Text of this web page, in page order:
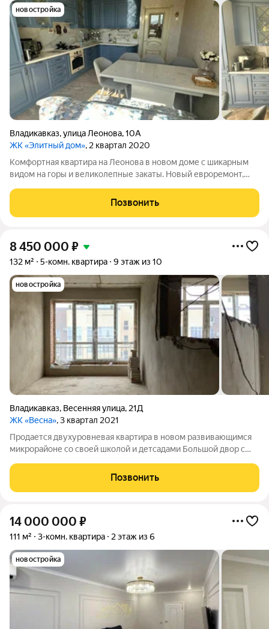
новостройка
Владикавказ,улица Леонова,10А
ЖК «Элитный дом», 2 квартал 2020
Комфортная квартира на Леонова в новом доме с шикарным
видом на горы и великолепные закаты. Новый евроремонт,
Позвонить
8 450 000 ₽
132 м² 5-комн. квартира 9 этаж из 10
новостройка
Владикавказ, Весенняя улица, 21Д
ЖК «Весна», 3 квартал 2021
Продается двухуровневая квартира в новом развивающимся
микрорайоне со своей школой и детсадами Большой двор с
вид на город Огромное преимущества квартиры в том что со
второго уровня есть выход на
Позвонить
14 000 000 ₽
111 м² 3-комн. квартира 2 этаж из 6
новостройка